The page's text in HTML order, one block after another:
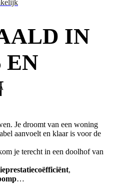
IN
EN
Je droomt van een woning
aanvoelt en klaar is voor de
je terecht in een doolhof van
,
…